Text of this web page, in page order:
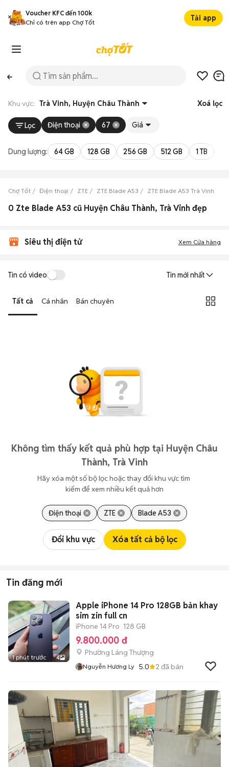
Voucher KFC đến 100k
Chỉ có trên app Chợ Tốt
Tải app
Khu vực: Trà Vinh, Huyện Châu Thành Xoá lọc
Lọc Điện thoại 67 Giá
Dung lượng: 64 GB 128 GB 256 GB 512 GB 1 TB
Chợ Tốt Điện thoại ZTE ZTE Blade A53 ZTE Blade A53 Trà Vinh
0 Zte Blade A53 cũ Huyện Châu Thành, Trà Vinh đẹp
Siêu thị điện tử Xem Cửa hàng
Tin có video Tin mới nhất
Tất cả Cá nhân Bán chuyên
Không tìm thấy kết quả phù hợp tại Huyện Châu
Thành, Trà Vinh
Hãy xóa một số bộ lọc hoặc thay đổi khu vực tìm
kiếm để xem nhiều kết quả hơn
Điện thoại ZTE Blade A53
Đổi khu vực Xóa tất cả bộ lọc
Tin đăng mới
1 phút trước 4
Apple iPhone 14 Pro 128GB bản khay
sim zin full cn
iPhone 14 Pro 128 GB
9.800.000 đ
Phường Láng Thượng
Nguyễn Hương Ly 5.0 2 đã bán